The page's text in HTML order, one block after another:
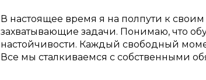
В настоящее время я на полпути к
захватывающие задачи. Понимаю, что
настойчивости. Каждый свободный
Все мы сталкиваемся с собственными